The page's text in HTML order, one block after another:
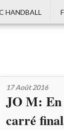
HANDBALL
17 Août 2016
JO M: En
carré